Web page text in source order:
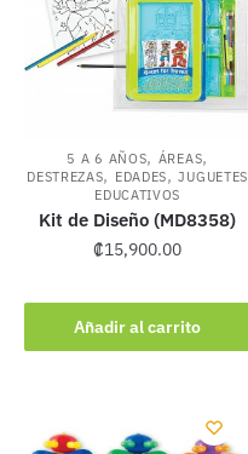
5 A 6 AÑOS, ÁREAS,
DESTREZAS, EDADES,JUGUETES
EDUCATIVOS
Kit de Diseño (MD8358)
₡15,900.00
Añadir al carrito